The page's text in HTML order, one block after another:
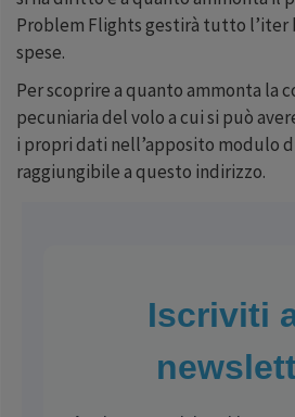
Problem Flights gestirà tutto l’iter
spese.
Per scoprire a quanto ammonta la
pecuniaria del volo a cui si può
i propri dati nell’apposito modulo
raggiungibile a questo indirizzo.